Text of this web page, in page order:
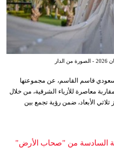
قاسم القاسم، عن مجموعتها
تميزت بمقاربة معاصرة للأزياء الشرقية، من خلال
الأبعاد، ضمن رؤية تجمع بين
السادسة من "صحاب الأرض"